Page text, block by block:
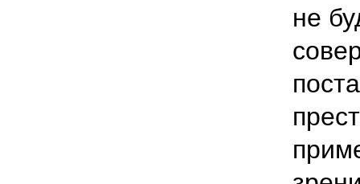
не